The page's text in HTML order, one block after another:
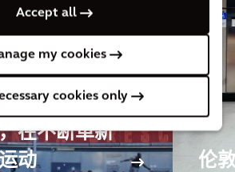
Accept all
my cookies
cookies only
在不断革新
动
伦